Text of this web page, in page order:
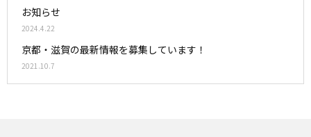
お知らせ
2024.4.22
京都・滋賀の最新情報を募集しています！
2021.10.7